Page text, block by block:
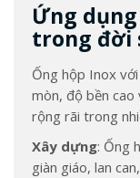
Ứng
trong đời
Ống hộp Inox
mòn, độ bền
rộng rãi trong
Xây dựng: Ống
giàn giáo, lan